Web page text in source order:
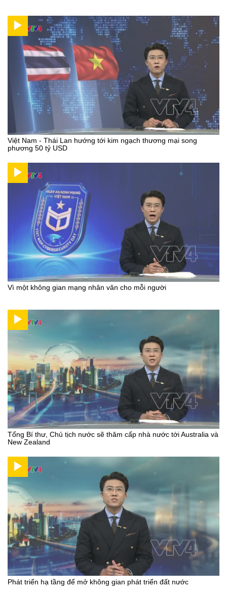
Việt Nam - Thái Lan hướng tới kim ngạch thương mại song
phương 50 tỷ USD
Vì một không gian mạng nhân văn cho mỗi người
Tổng Bí thư, Chủ tịch nước sẽ thăm cấp nhà nước tới Australia và
New Zealand
Phát triển hạ tầng để mở không gian phát triển đất nước